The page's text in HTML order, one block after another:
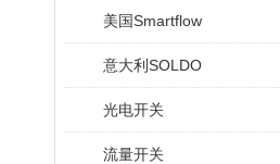
美国Smartflow
意大利SOLDO
光电开关
流量开关